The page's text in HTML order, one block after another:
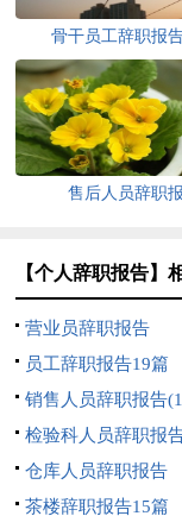
骨干员工辞职报
售后人员辞职
【个人辞职报告】
营业员辞职报告
员工辞职报告19篇
销售人员辞职报告
检验科人员辞职报
仓库人员辞职报告
茶楼辞职报告15篇